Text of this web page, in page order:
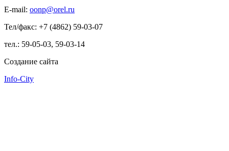
E-mail: oonp@orel.ru
Тел/факс: +7 (4862) 59-03-07
тел.: 59-05-03, 59-03-14
Создание сайта
Info-City